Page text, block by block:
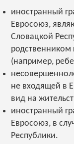
иностранный
Евросоюз,
Словацкой
родственником
(например,
не входящей в
вид на
иностранный
Евросоюз, в
Республики.